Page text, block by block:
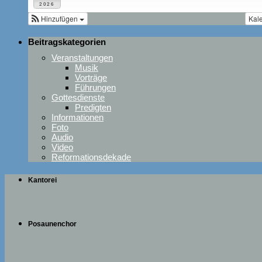
2026
Hinzufügen
Beitragskategorien
Veranstaltungen
Musik
Vorträge
Führungen
Gottesdienste
Predigten
Informationen
Foto
Audio
Video
Reformationsdekade
Kantorei
Posaunenchor